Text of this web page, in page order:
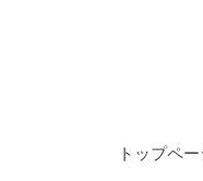
トップペ